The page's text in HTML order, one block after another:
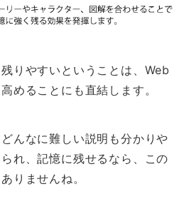
りやすいということは、Web
めることにも直結します。
んなに難しい説明も分かりや
れ、記憶に残せるなら、この
りませんね。